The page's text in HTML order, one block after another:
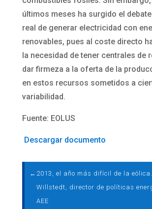
últimos meses ha surgido el
real de generar electricidad con
renovables, pues al coste directo
la necesidad de tener centrales de
dar firmeza a la oferta de la
en estos recursos sometidos a
variabilidad.
Fuente: EOLUS
Descargar documento
← 2013, el año más difícil de la
Willstedt, director de políticas
AEE